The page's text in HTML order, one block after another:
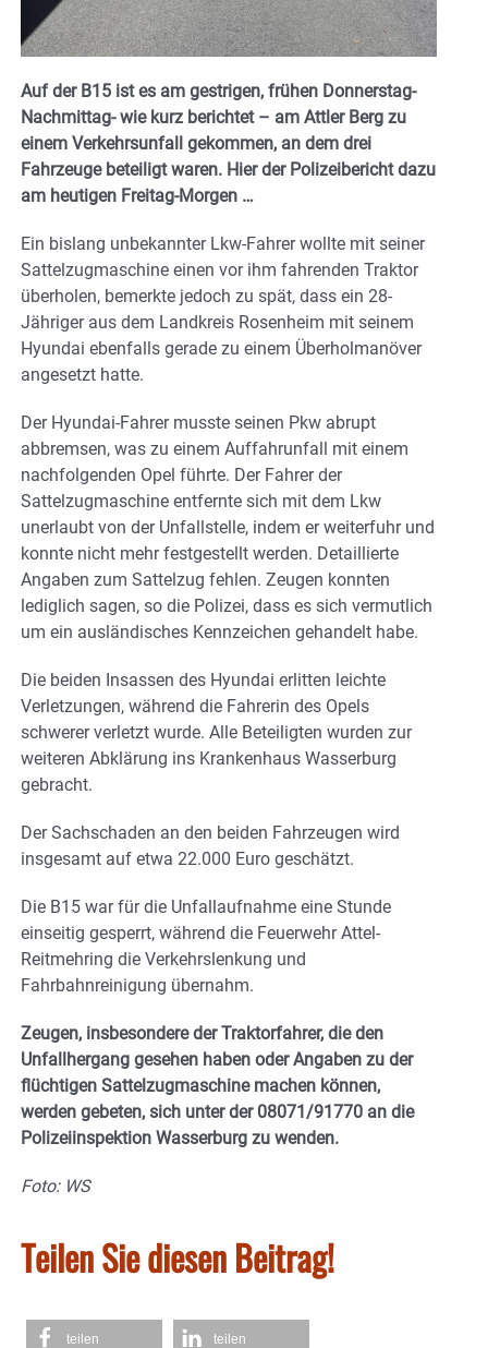
Auf der B15 ist es am gestrigen, frühen Donnerstag-
Nachmittag- wie kurz berichtet – am Attler Berg zu
einem Verkehrsunfall gekommen, an dem drei
Fahrzeuge beteiligt waren. Hier der Polizeibericht dazu
am heutigen Freitag-Morgen …
Ein bislang unbekannter Lkw-Fahrer wollte mit seiner
Sattelzugmaschine einen vor ihm fahrenden Traktor
überholen, bemerkte jedoch zu spät, dass ein 28-
Jähriger aus dem Landkreis Rosenheim mit seinem
Hyundai ebenfalls gerade zu einem Überholmanöver
angesetzt hatte.
Der Hyundai-Fahrer musste seinen Pkw abrupt
abbremsen, was zu einem Auffahrunfall mit einem
nachfolgenden Opel führte. Der Fahrer der
Sattelzugmaschine entfernte sich mit dem Lkw
unerlaubt von der Unfallstelle, indem er weiterfuhr und
konnte nicht mehr festgestellt werden. Detaillierte
Angaben zum Sattelzug fehlen. Zeugen konnten
lediglich sagen, so die Polizei, dass es sich vermutlich
um ein ausländisches Kennzeichen gehandelt habe.
Die beiden Insassen des Hyundai erlitten leichte
Verletzungen, während die Fahrerin des Opels
schwerer verletzt wurde. Alle Beteiligten wurden zur
weiteren Abklärung ins Krankenhaus Wasserburg
gebracht.
Der Sachschaden an den beiden Fahrzeugen wird
insgesamt auf etwa 22.000 Euro geschätzt.
Die B15 war für die Unfallaufnahme eine Stunde
einseitig gesperrt, während die Feuerwehr Attel-
Reitmehring die Verkehrslenkung und
Fahrbahnreinigung übernahm.
Zeugen, insbesondere der Traktorfahrer, die den
Unfallhergang gesehen haben oder Angaben zu der
flüchtigen Sattelzugmaschine machen können,
werden gebeten, sich unter der 08071/91770 an die
Polizeiinspektion Wasserburg zu wenden.
Foto: WS
Teilen Sie diesen Beitrag!
teilen teilen